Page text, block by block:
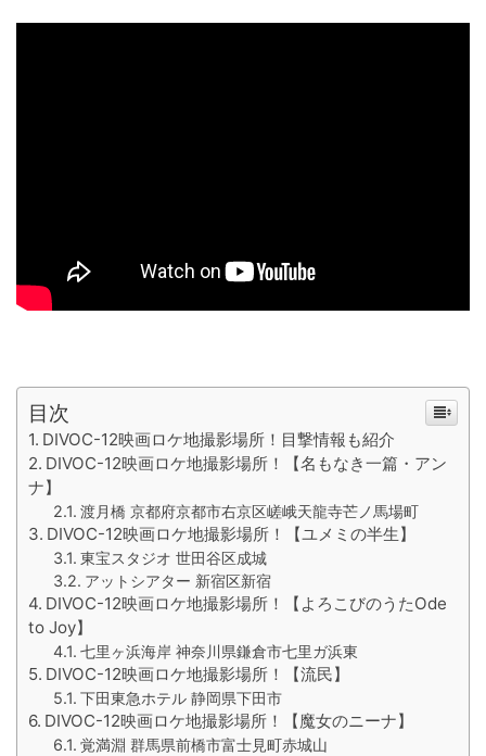
目次
DIVOC-12映画ロケ地撮影場所！目撃情報も紹介
DIVOC-12映画ロケ地撮影場所！【名もなき一篇・アン
ナ】
渡月橋 京都府京都市右京区嵯峨天龍寺芒ノ馬場町
DIVOC-12映画ロケ地撮影場所！【ユメミの半生】
東宝スタジオ 世田谷区成城
アットシアター 新宿区新宿
DIVOC-12映画ロケ地撮影場所！【よろこびのうたOde
to Joy】
七里ヶ浜海岸 神奈川県鎌倉市七里ガ浜東
DIVOC-12映画ロケ地撮影場所！【流民】
下田東急ホテル 静岡県下田市
DIVOC-12映画ロケ地撮影場所！【魔女のニーナ】
覚満淵 群馬県前橋市富士見町赤城山